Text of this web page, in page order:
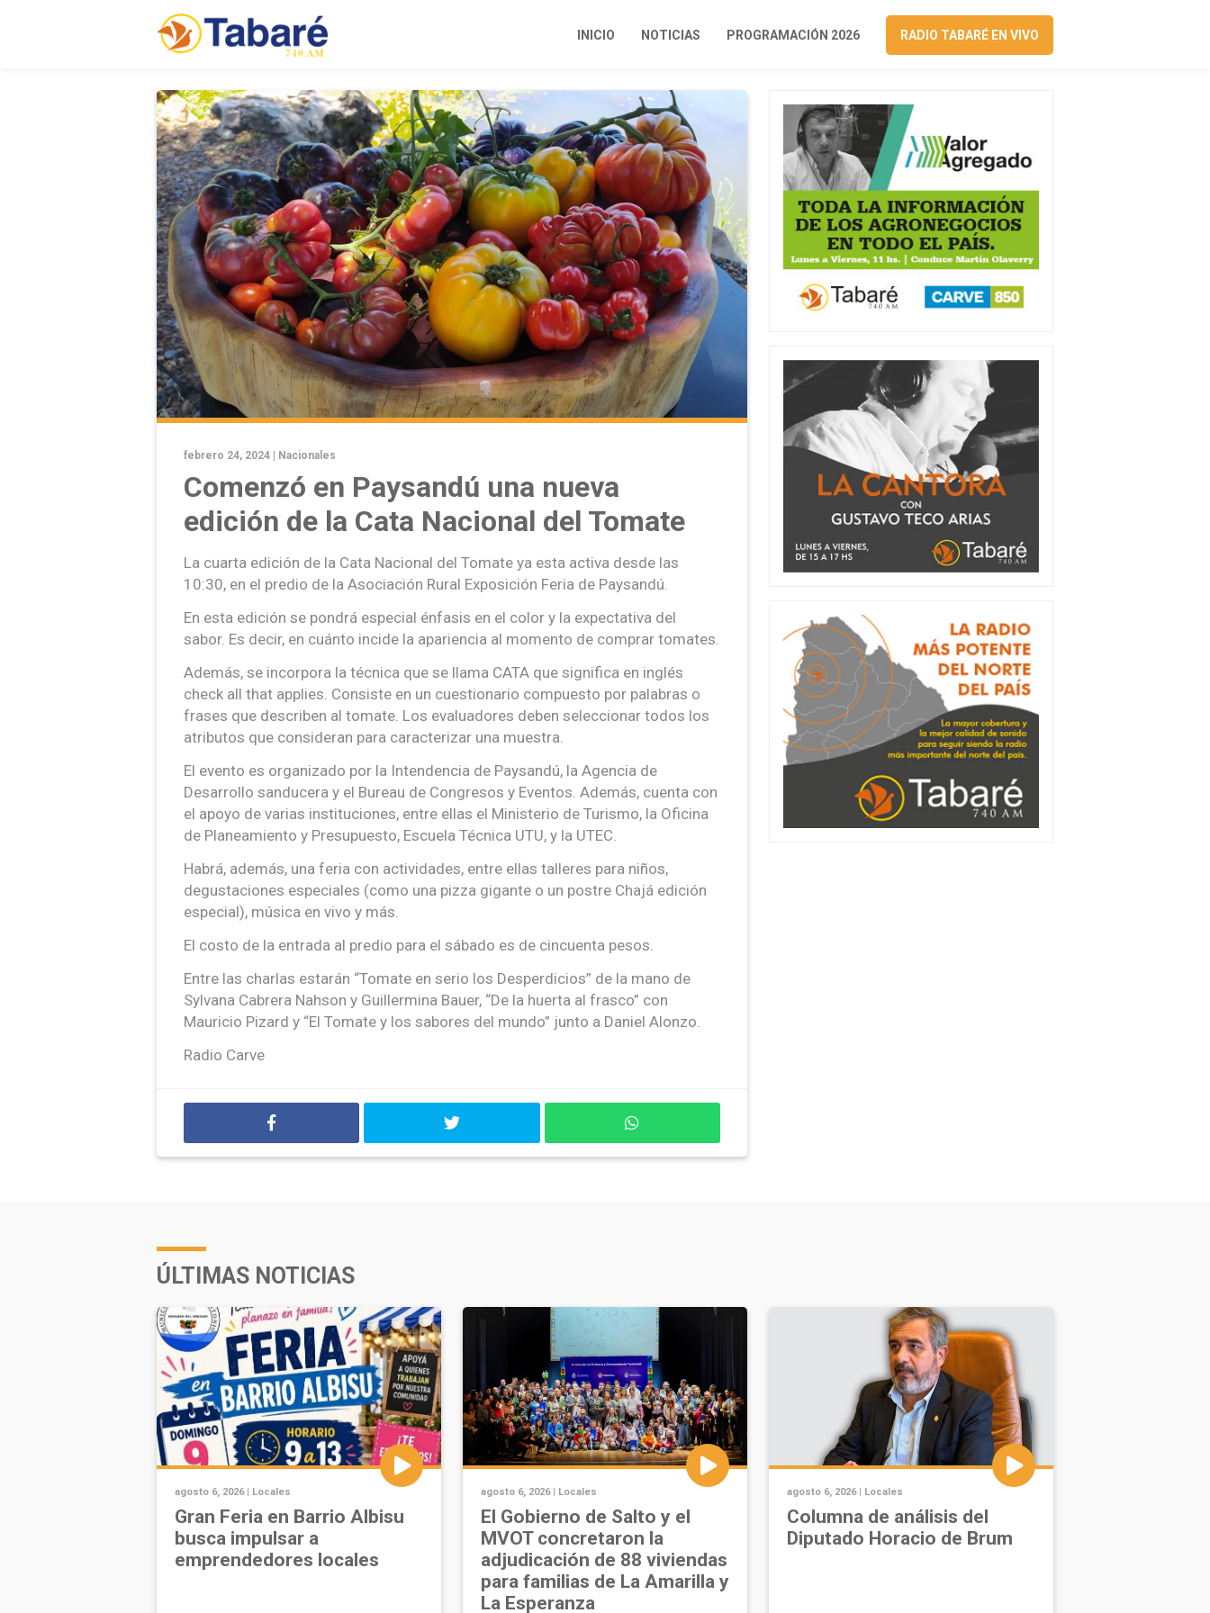
INICIO NOTICIAS PROGRAMACIÓN 2026 RADIO TABARÉ EN VIVO
febrero 24, 2024 | Nacionales
Comenzó en Paysandú una nueva
edición de la Cata Nacional del Tomate
La cuarta edición de la Cata Nacional del Tomate ya esta activa desde las
10:30, en el predio de la Asociación Rural Exposición Feria de Paysandú.
En esta edición se pondrá especial énfasis en el color y la expectativa del
sabor. Es decir, en cuánto incide la apariencia al momento de comprar tomates.
Además, se incorpora la técnica que se llama CATA que significa en inglés
check all that applies. Consiste en un cuestionario compuesto por palabras o
frases que describen al tomate. Los evaluadores deben seleccionar todos los
atributos que consideran para caracterizar una muestra.
El evento es organizado por la Intendencia de Paysandú, la Agencia de
Desarrollo sanducera y el Bureau de Congresos y Eventos. Además, cuenta con
el apoyo de varias instituciones, entre ellas el Ministerio de Turismo, la Oficina
de Planeamiento y Presupuesto, Escuela Técnica UTU, y la UTEC.
Habrá, además, una feria con actividades, entre ellas talleres para niños,
degustaciones especiales (como una pizza gigante o un postre Chajá edición
especial), música en vivo y más.
El costo de la entrada al predio para el sábado es de cincuenta pesos.
Entre las charlas estarán “Tomate en serio los Desperdicios” de la mano de
Sylvana Cabrera Nahson y Guillermina Bauer, “De la huerta al frasco” con
Mauricio Pizard y “El Tomate y los sabores del mundo” junto a Daniel Alonzo.
Radio Carve
ÚLTIMAS NOTICIAS
agosto 6, 2026 | Locales
Gran Feria en Barrio Albisu
busca impulsar a
emprendedores locales
agosto 6, 2026 | Locales
El Gobierno de Salto y el
MVOT concretaron la
adjudicación de 88 viviendas
para familias de La Amarilla y
La Esperanza
agosto 6, 2026 | Locales
Columna de análisis del
Diputado Horacio de Brum